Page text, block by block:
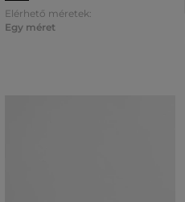
Elérhető méretek:
Egy méret